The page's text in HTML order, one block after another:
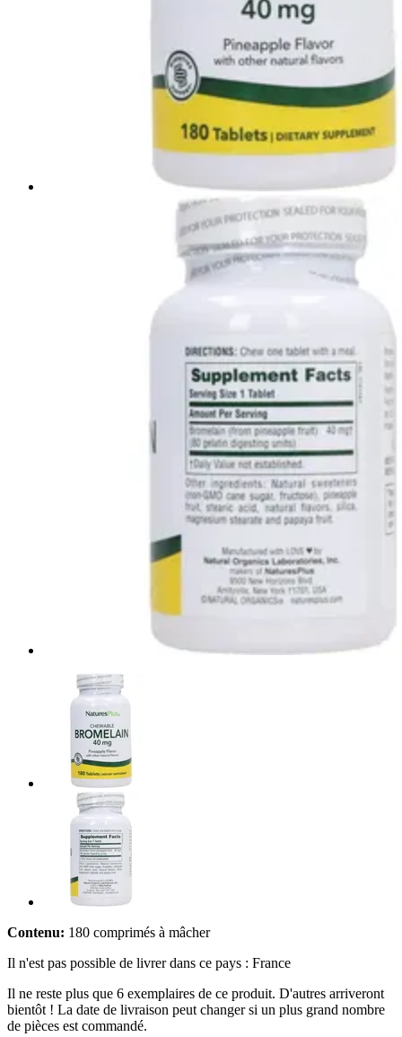
Contenu: 180 comprimés à mâcher
Il n'est pas possible de livrer dans ce pays : France
Il ne reste plus que 6 exemplaires de ce produit. D'autres arriveront
bientôt ! La date de livraison peut changer si un plus grand nombre
de pièces est commandé.